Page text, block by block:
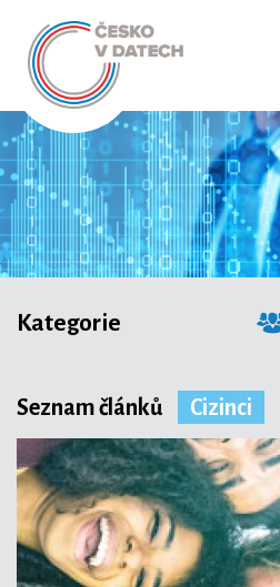
Kategorie
Společnost
Technologie
Seznam článků Cizinci